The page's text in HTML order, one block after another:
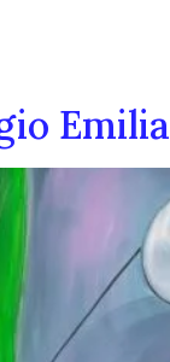
Emilia